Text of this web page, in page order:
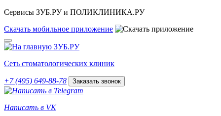
Сервисы ЗУБ.РУ и ПОЛИКЛИНИКА.РУ
Скачать мобильное приложение
Сеть стоматологических клиник
+7 (495) 649-88-78 Заказать звонок
Написать в VK